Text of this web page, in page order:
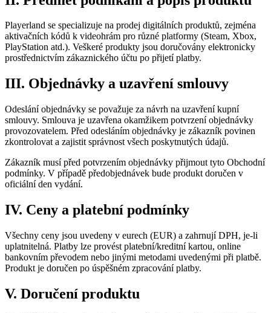
Playerland se specializuje na prodej digitálních produktů, zejména
aktivačních kódů k videohrám pro různé platformy (Steam, Xbox,
PlayStation atd.). Veškeré produkty jsou doručovány elektronicky
prostřednictvím zákaznického účtu po přijetí platby.
III. Objednávky a uzavření smlouvy
Odeslání objednávky se považuje za návrh na uzavření kupní
smlouvy. Smlouva je uzavřena okamžikem potvrzení objednávky
provozovatelem. Před odesláním objednávky je zákazník povinen
zkontrolovat a zajistit správnost všech poskytnutých údajů.
Zákazník musí před potvrzením objednávky přijmout tyto Obchodní
podmínky. V případě předobjednávek bude produkt doručen v
oficiální den vydání.
IV. Ceny a platební podmínky
Všechny ceny jsou uvedeny v eurech (EUR) a zahrnují DPH, je-li
uplatnitelná. Platby lze provést platební/kreditní kartou, online
bankovním převodem nebo jinými metodami uvedenými při platbě.
Produkt je doručen po úspěšném zpracování platby.
V. Doručení produktu